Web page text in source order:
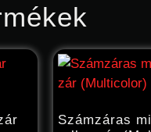
Számzáras